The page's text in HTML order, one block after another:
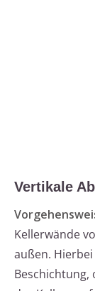
Vertikale
Kellerwände
außen.
Beschichtung,